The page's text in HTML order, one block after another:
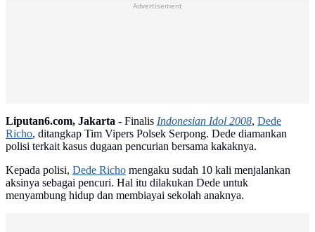
Advertisement
Liputan6.com, Jakarta - Finalis Indonesian Idol 2008, Dede
Richo, ditangkap Tim Vipers Polsek Serpong. Dede diamankan
polisi terkait kasus dugaan pencurian bersama kakaknya.
Kepada polisi, Dede Richo mengaku sudah 10 kali menjalankan
aksinya sebagai pencuri. Hal itu dilakukan Dede untuk
menyambung hidup dan membiayai sekolah anaknya.